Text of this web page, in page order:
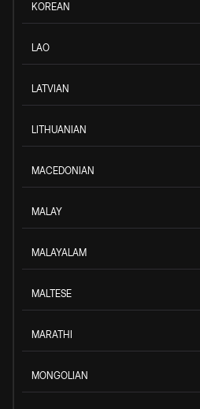
KOREAN
LAO
LATVIAN
LITHUANIAN
MACEDONIAN
MALAY
MALAYALAM
MALTESE
MARATHI
MONGOLIAN